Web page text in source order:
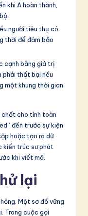
khi A hoàn thành,
người tiêu thụ có
thời để đảm bảo
cạnh bằng giá trị
phải thất bại nếu
một khung thời gian
cho tính toàn
đến trước sự kiện
hoặc tạo ra dữ
kiến trúc sư phát
khi viết mã.
lại
Một sơ đồ vững
Trong cuộc gọi